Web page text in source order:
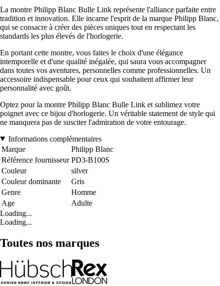
La montre Philipp Blanc Bulle Link représente l'alliance parfaite entre
tradition et innovation. Elle incarne l'esprit de la marque Philipp Blanc,
qui se consacre à créer des pièces uniques tout en respectant les
standards les plus élevés de l'horlogerie.
En portant cette montre, vous faites le choix d'une élégance
intemporelle et d'une qualité inégalée, qui saura vous accompagner
dans toutes vos aventures, personnelles comme professionnelles. Un
accessoire indispensable pour ceux qui souhaitent affirmer leur
personnalité avec goût.
Optez pour la montre Philipp Blanc Bulle Link et sublimez votre
poignet avec ce bijou d'horlogerie. Un véritable statement de style qui
ne manquera pas de susciter l'admiration de votre entourage.
Informations complémentaires
Marque
Philipp Blanc
Référence fournisseur PD3-B100S
Couleur
silver
Couleur dominante
Gris
Genre
Homme
Age
Adulte
Loading...
Loading...
Toutes nos marques